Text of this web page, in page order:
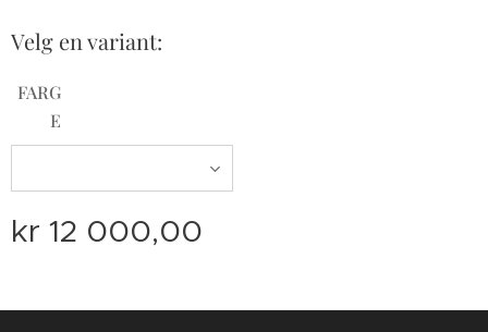
Velg en variant:
FARG
E
kr 12 000,00